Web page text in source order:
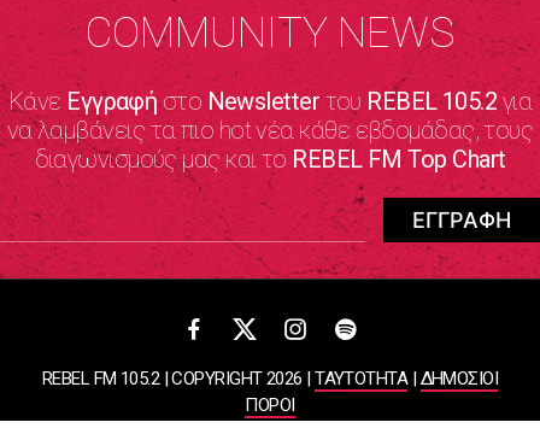
COMMUNITY NEWS
Κάνε Εγγραφήστο NewsletterτουREBEL 105.2για
να λαμβάνεις τα πιο hot νέα κάθε εβδομάδας, τους
διαγωνισμούς μας και το REBEL FM Top Chart
REBEL FM 105.2 | COPYRIGHT 2026 |ΤΑΥΤΟΤΗΤΑ|ΔΗΜΟΣΙΟΙ
ΠΟΡΟΙ